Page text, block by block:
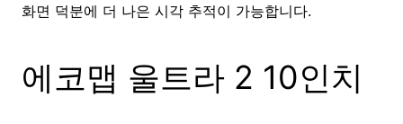
화면 덕분에 더 나은 시각 추적이 가능합니다.
에코맵 울트라 2 10인치